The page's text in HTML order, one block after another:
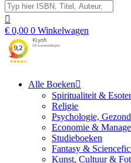
€ 0,00 0 Winkelwagen
Alle Boeken
Spiritualiteit &
Religie
Psychologie,
Economie &
Studieboeken
Fantasy &
Kunst, Cultuur &